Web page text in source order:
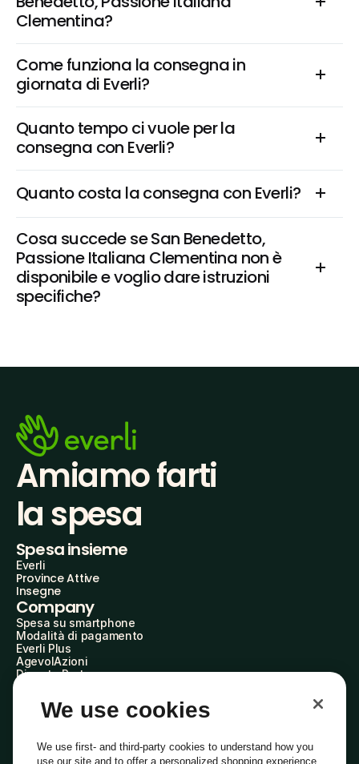
Clementina?
Come funziona la consegna in
giornata di Everli?
Quanto tempo ci vuole per la
consegna con Everli?
Quanto costa la consegna con Everli?
Cosa succede se San Benedetto,
Passione Italiana Clementina non è
disponibile e voglio dare istruzioni
specifiche?
Amiamo farti
la spesa
Spesa insieme
Everli
Province Attive
Insegne
Company
Spesa su smartphone
Modalità di pagamento
Everli Plus
AgevolAzioni
Diventa Partner
Everli Shoppers
About Us
Everli News
Domande frequenti
We use cookies
We use first- and third-party cookies to understand how you
use our site and to offer a personalized shopping experience